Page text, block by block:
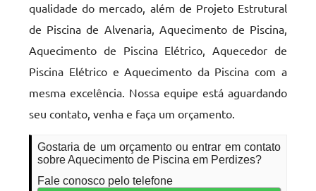
qualidade do mercado, além de Projeto Estrutural
de Piscina de Alvenaria, Aquecimento de Piscina,
Aquecimento de Piscina Elétrico, Aquecedor de
Piscina Elétrico e Aquecimento da Piscina com a
mesma excelência. Nossa equipe está aguardando
seu contato, venha e faça um orçamento.
Gostaria de um orçamento ou entrar em contato
sobre Aquecimento de Piscina em Perdizes?
Fale conosco pelo telefone